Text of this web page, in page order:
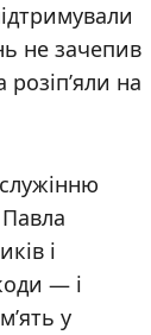
не зачепив
на
і
— і
у